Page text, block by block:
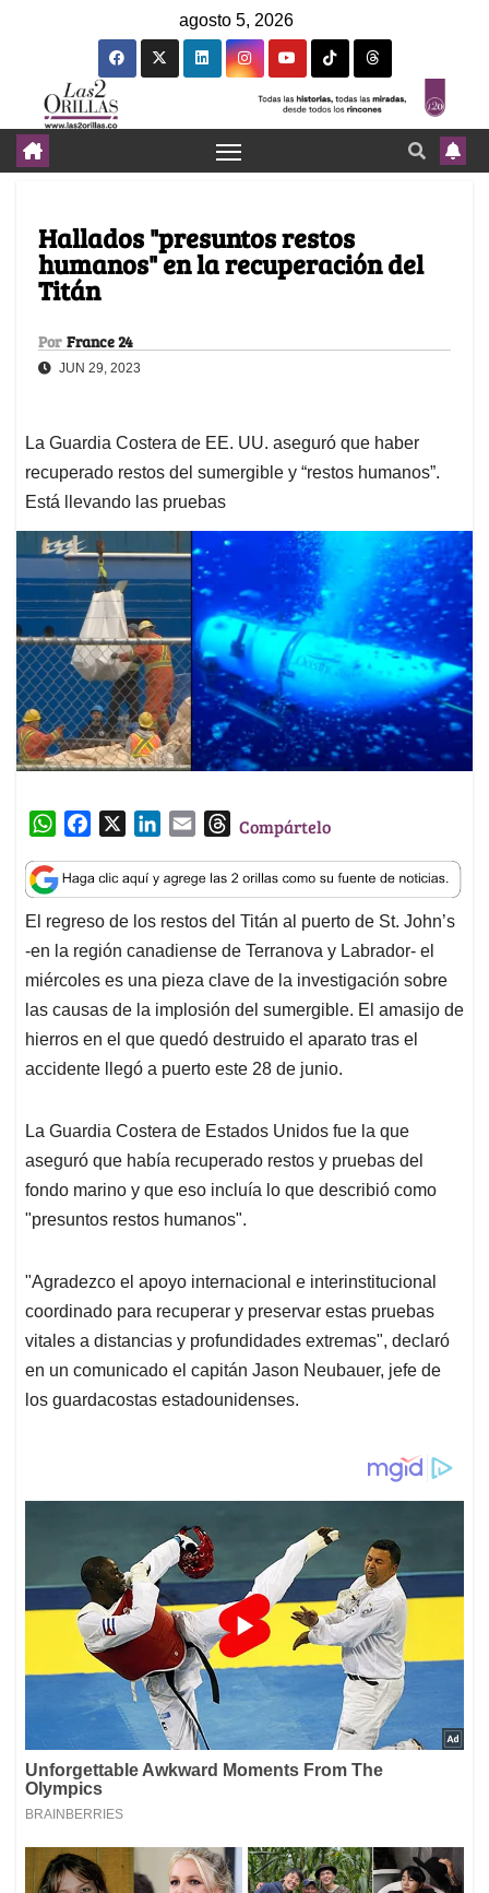
agosto 5, 2026
Hallados "presuntos restos
humanos" en la recuperación del
Titán
Por France 24
JUN 29, 2023
La Guardia Costera de EE. UU. aseguró que haber
recuperado restos del sumergible y “restos humanos”.
Está llevando las pruebas
W
a
t
s
A
p
p
c
e
b
o
o
k
n
k
e
d
I
n
a
i
l
T
r
e
a
d
s
Compártelo
El regreso de los restos del Titán al puerto de St. John’s
-en la región canadiense de Terranova y Labrador- el
miércoles es una pieza clave de la investigación sobre
las causas de la implosión del sumergible. El amasijo de
hierros en el que quedó destruido el aparato tras el
accidente llegó a puerto este 28 de junio.
La Guardia Costera de Estados Unidos fue la que
aseguró que había recuperado restos y pruebas del
fondo marino y que eso incluía lo que describió como
"presuntos restos humanos".
"Agradezco el apoyo internacional e interinstitucional
coordinado para recuperar y preservar estas pruebas
vitales a distancias y profundidades extremas", declaró
en un comunicado el capitán Jason Neubauer, jefe de
los guardacostas estadounidenses.